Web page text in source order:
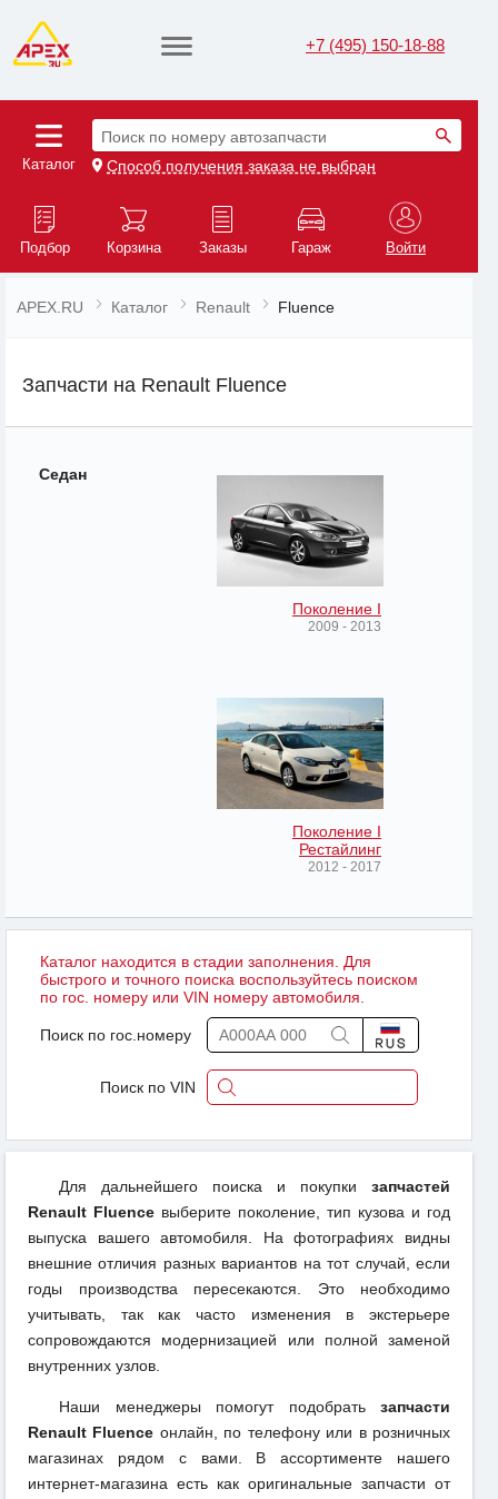
+7 (495) 150-18-88
Каталог
Поиск по номеру автозапчасти
Способ получения заказа не выбран
Подбор Корзина Заказы Гараж Войти
APEX.RU Каталог Renault Fluence
Запчасти на Renault Fluence
Седан
Поколение I
2009 - 2013
Поколение I
Рестайлинг
2012 - 2017
Каталог находится в стадии заполнения. Для
быстрого и точного поиска воспользуйтесь поиском
по гос. номеру или VIN номеру автомобиля.
Поиск по гос.номеру
Поиск по VIN
Для дальнейшего поиска и покупки запчастей
Renault Fluence выберите поколение, тип кузова и год
выпуска вашего автомобиля. На фотографиях видны
внешние отличия разных вариантов на тот случай, если
годы производства пересекаются. Это необходимо
учитывать, так как часто изменения в экстерьере
сопровождаются модернизацией или полной заменой
внутренних узлов.
Наши менеджеры помогут подобрать запчасти
Renault Fluence онлайн, по телефону или в розничных
магазинах рядом с вами. В ассортименте нашего
интернет-магазина есть как оригинальные запчасти от